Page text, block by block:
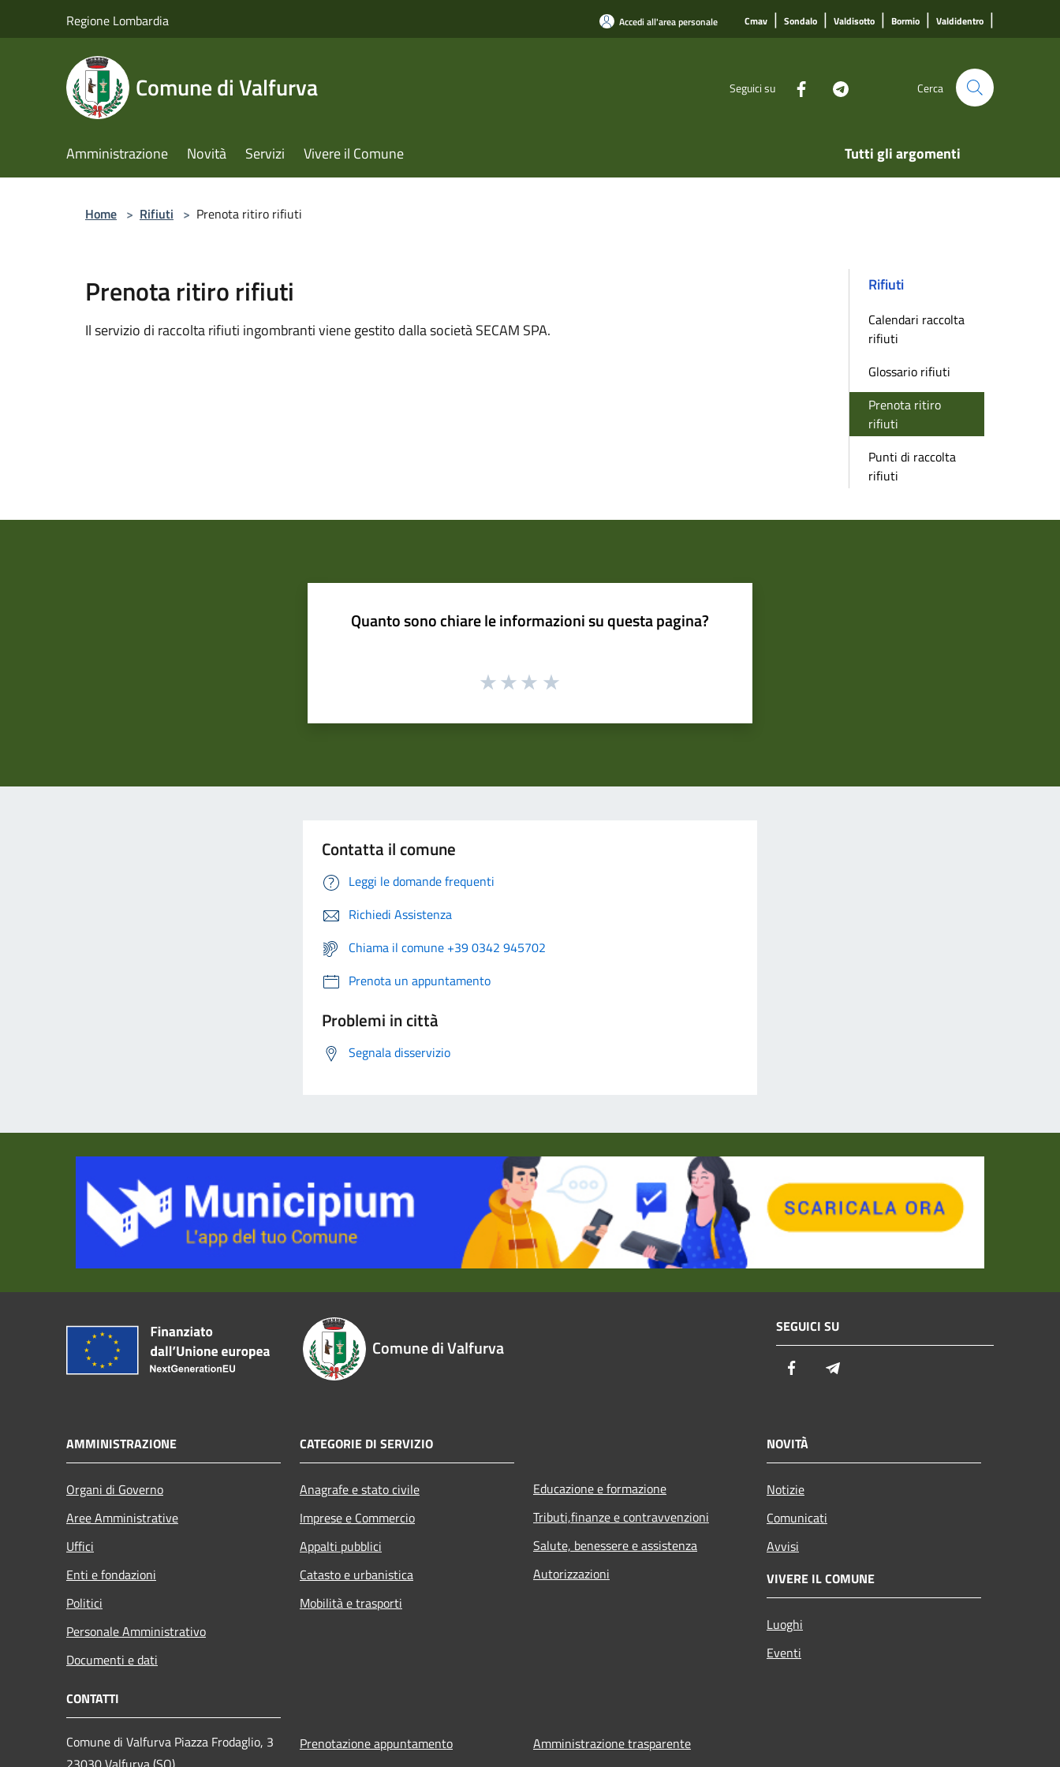
Regione Lombardia Accedi all'area personale Cmav | Sondalo | Valdisotto | Bormio | Valdidentro |
Comune di Valfurva Seguici su Cerca
Amministrazione Novità Servizi Vivere il Comune Tutti gli argomenti
Home > Rifiuti > Prenota ritiro rifiuti
Prenota ritiro rifiuti
Il servizio di raccolta rifiuti ingombranti viene gestito dalla società SECAM SPA.
Rifiuti
Calendari raccolta
rifiuti
Glossario rifiuti
Prenota ritiro
rifiuti
Punti di raccolta
rifiuti
Quanto sono chiare le informazioni su questa pagina?
Contatta il comune
Leggi le domande frequenti
Richiedi Assistenza
Chiama il comune +39 0342 945702
Prenota un appuntamento
Problemi in città
Segnala disservizio
Comune di Valfurva
SEGUICI SU
Facebook
AMMINISTRAZIONE
Organi di Governo
Aree Amministrative
Uffici
Enti e fondazioni
Politici
Personale Amministrativo
Documenti e dati
CATEGORIE DI SERVIZIO
Anagrafe e stato civile
Imprese e Commercio
Appalti pubblici
Catasto e urbanistica
Mobilità e trasporti
Educazione e formazione
Tributi,finanze e contravvenzioni
Salute, benessere e assistenza
Autorizzazioni
NOVITÀ
Notizie
Comunicati
Avvisi
VIVERE IL COMUNE
Luoghi
Eventi
CONTATTI
Comune di Valfurva Piazza Frodaglio, 3
Prenotazione appuntamento
Amministrazione trasparente